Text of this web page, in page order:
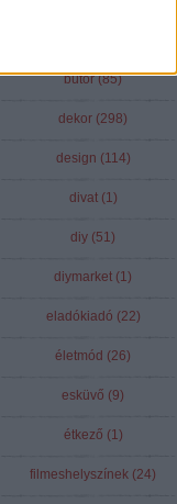
bútor(85)
dekor (298)
design (114)
divat (1 )
diy (51 )
diymarket (1 )
eladókiadó (22)
életmód (26)
esküvő (9)
étkező (1 )
filmeshelyszínek (24)